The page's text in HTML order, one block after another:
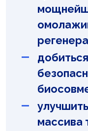
массива